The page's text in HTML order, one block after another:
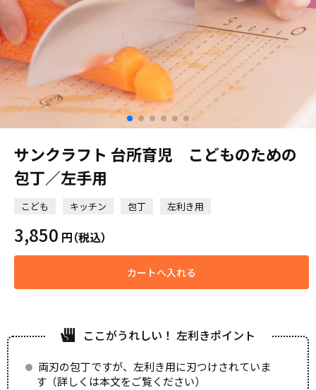
ここがうれしい！ 左利きポイント
両刃の包丁ですが、左利き用に刃つけされていま
す（詳しくは本文をご覧ください）
サンクラフト 台所育児 こどものための
包丁／左手用
こども キッチン 包丁 左利き用
3,850 円（税込）
カートへ入れる